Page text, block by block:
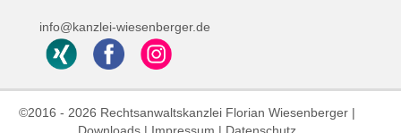
info@kanzlei-wiesenberger.de
©2016 - 2026 Rechtsanwaltskanzlei Florian Wiesenberger |